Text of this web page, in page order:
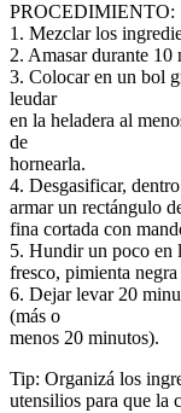
PROCEDIMIENTO:
1. Mezclar los
2. Amasar durante 10
3. Colocar en un bol
leudar
en la heladera al
de
hornearla.
4. Desgasificar,
armar un rectángulo
fina cortada con
5. Hundir un poco en
fresco, pimienta
6. Dejar levar 20
(más o
menos 20 minutos).
Tip: Organizá los
utensilios para que la